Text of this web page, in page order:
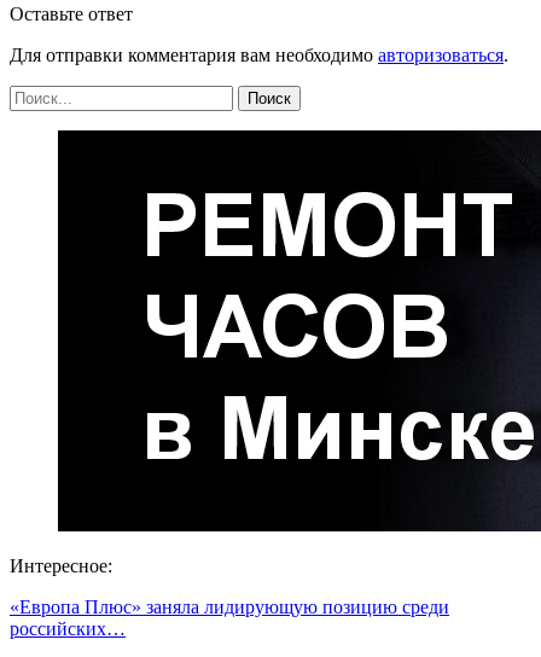
Оставьте ответ
Для отправки комментария вам необходимо авторизоваться.
Интересное:
«Европа Плюс» заняла лидирующую позицию среди
российских…